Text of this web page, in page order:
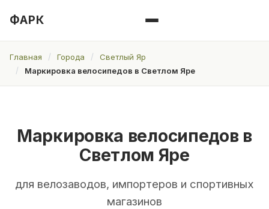
ФАРК
Главная Города
Светлый Яр
Маркировка велосипедов в Светлом Яре
Маркировка велосипедов в
Светлом Яре
для велозаводов, импортеров и спортивных
магазинов